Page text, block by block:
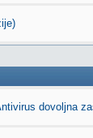
dovoljna